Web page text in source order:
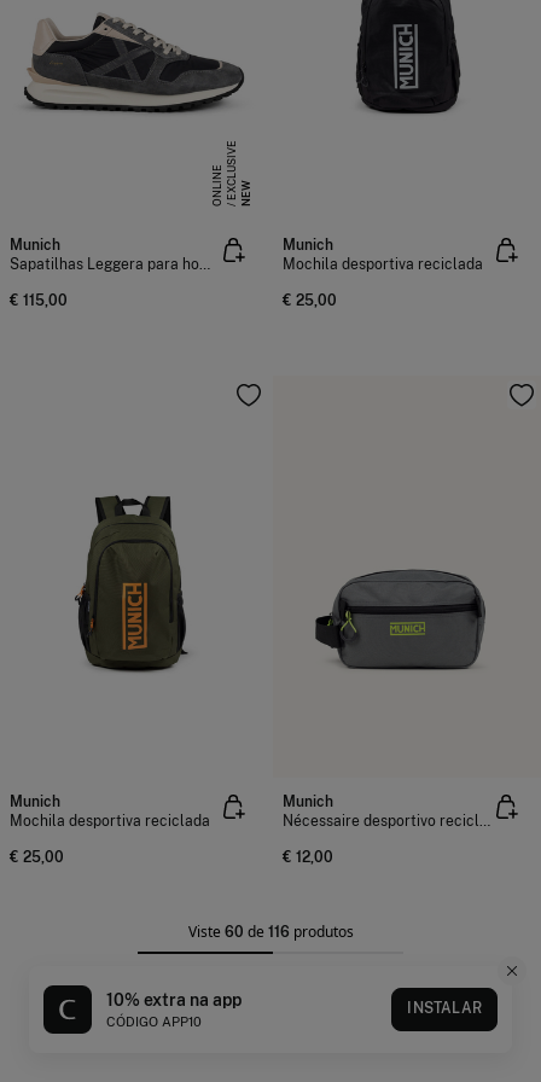
NEW
E
X
C
L
US
I
V
E
O
N
L
I
N
E
Munich
Sapatilhas Leggera para homem
€ 115,00
Munich
Mochila desportiva reciclada
€ 25,00
Munich
Mochila desportiva reciclada
€ 25,00
Munich
Nécessaire desportivo reciclado
€ 12,00
Viste 60 de 116 produtos
CARREGAR MAIS
10% extra na app
CÓDIGO APP10
INSTALAR